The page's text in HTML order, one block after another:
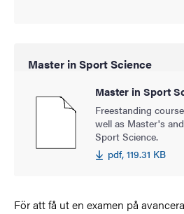
Master in Sport Science
Master in Sport
Freestanding
well as Master's
Sport Science.
pdf, 119.31 KB
För att få ut en examen på